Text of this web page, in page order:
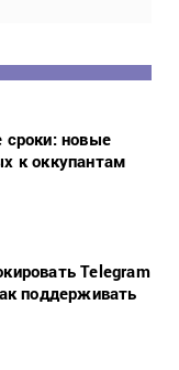
сроки: новые
к оккупантам
Telegram
поддерживать